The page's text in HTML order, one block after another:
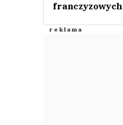
franczyzowych